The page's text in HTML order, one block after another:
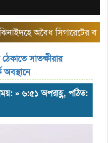
অবৈধ সিগারেটের বাজার
সাতক্ষীরার
অবস্থানে
» ৬:৫১ অপরাহ্ণ, পঠিত: